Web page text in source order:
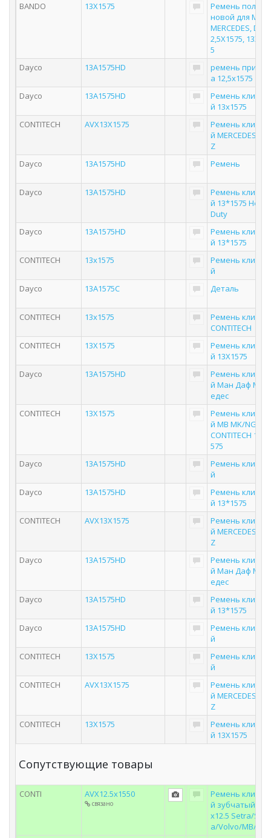
BANDO
13Х1575
Ремень
новой для MAN,
MERCEDES, DAF
2,5Х1575,
5
Dayco
13A1575HD
ремень привод
а 12,5х1575
Dayco
13A1575HD
Ремень
й 13x1575
CONTITECH
AVX13X1575
Ремень
й MERCEDES-
Z
Dayco
13A1575HD Ремень
Dayco 13A1575HD
Ремень
й 13*1575
Duty
Dayco
13A1575HD
Ремень
й 13*1575
CONTITECH
13x1575
Ремень
й
Dayco
13A1575C Деталь
CONTITECH 13x1575
Ремень клинов.
CONTITECH
CONTITECH
13X1575
Ремень
й 13X1575
Dayco
13A1575HD
Ремень
й Ман Даф
едес
CONTITECH
13X1575
Ремень
й MB MK/NG/SK
CONTITECH 13X1
575
Dayco
13A1575HD
Ремень
й
Dayco
13A1575HD
Ремень
й 13*1575
CONTITECH
AVX13X1575
Ремень
й MERCEDES-
Z
Dayco
13A1575HD
Ремень
й Ман Даф
едес
Dayco
13A1575HD
Ремень
й 13*1575
Dayco
13A1575HD
Ремень
й
CONTITECH
13X1575
Ремень
й
CONTITECH
AVX13X1575
Ремень
й MERCEDES-
Z
CONTITECH
13X1575
Ремень
й 13Х1575
Сопутствующие товары
CONTI AVX12.5x1550
связано
Ремень
й зубчатый
x12.5 Setra/
a/Volvo/MB/